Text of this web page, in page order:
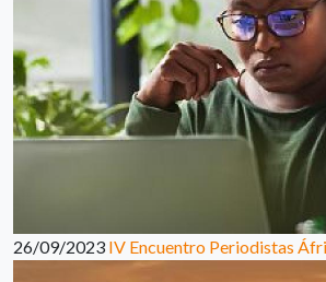
26/09/2023 IV Encuentro Periodistas